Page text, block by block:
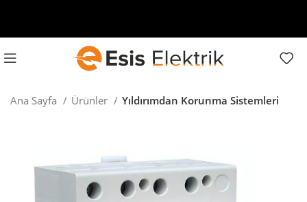
Ana Sayfa Ürünler Yıldırımdan Korunma Sistemleri